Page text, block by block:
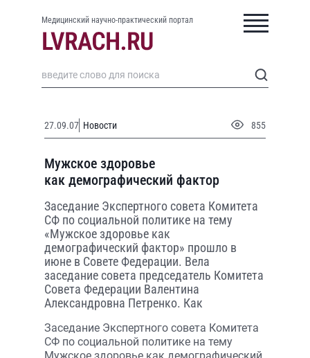
Медицинский научно-практический портал
27.09.07 Новости 855
Мужское здоровье
как демографический фактор
Заседание Экспертного совета Комитета
СФ по социальной политике на тему
«Мужское здоровье как
демографический фактор» прошло в
июне в Совете Федерации. Вела
заседание совета председатель Комитета
Совета Федерации Валентина
Александровна Петренко. Как
Заседание Экспертного совета Комитета
СФ по социальной политике на тему